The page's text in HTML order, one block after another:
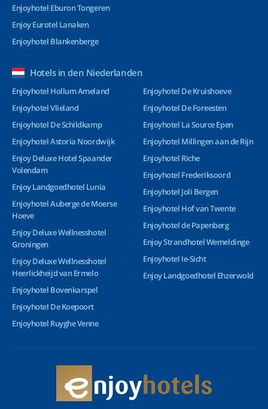
Enjoyhotel Eburon Tongeren
Enjoy Eurotel Lanaken
Enjoyhotel Blankenberge
Hotels in den Niederlanden
Enjoyhotel Hollum Ameland
Enjoyhotel Vlieland
Enjoyhotel De Schildkamp
Enjoyhotel Astoria Noordwijk
Enjoy Deluxe Hotel Spaander
Volendam
Enjoy Landgoedhotel Lunia
Enjoyhotel Auberge de Moerse
Hoeve
Enjoy Deluxe Wellnesshotel
Groningen
Enjoy Deluxe Wellnesshotel
Heerlickheijd van Ermelo
Enjoyhotel Bovenkarspel
Enjoyhotel De Koepoort
Enjoyhotel Ruyghe Venne
Enjoyhotel De Kruishoeve
Enjoyhotel De Foreesten
Enjoyhotel La Source Epen
Enjoyhotel Millingen aan de Rijn
Enjoyhotel Riche
Enjoyhotel Frederiksoord
Enjoyhotel Joli Bergen
Enjoyhotel Hof van Twente
Enjoyhotel de Papenberg
Enjoy Strandhotel Wemeldinge
Enjoyhotel Ie-Sicht
Enjoy Landgoedhotel Ehzerwold